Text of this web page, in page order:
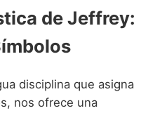
de Jeffrey:
disciplina que asigna
nos ofrece una